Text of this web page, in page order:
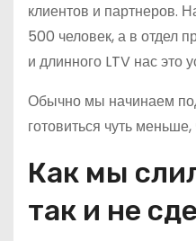
клиентов и партнеров.
500 человек, а в отдел
и длинного LTV нас это
Обычно мы начинаем
готовиться чуть
Как мы
так и не